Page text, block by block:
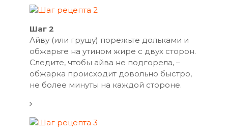
Шаг 2
Айву (или грушу) порежьте дольками и
обжарьте на утином жире с двух сторон.
Следите, чтобы айва не подгорела, –
обжарка происходит довольно быстро,
не более минуты на каждой стороне.